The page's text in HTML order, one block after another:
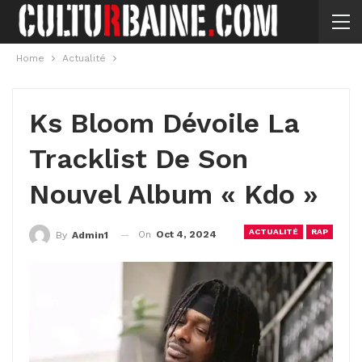
Home Actualité
Ks Bloom Dévoile La
Tracklist De Son
Nouvel Album « Kdo »
ACTUALITÉ RAP
By Admin1 On Oct 4, 2024